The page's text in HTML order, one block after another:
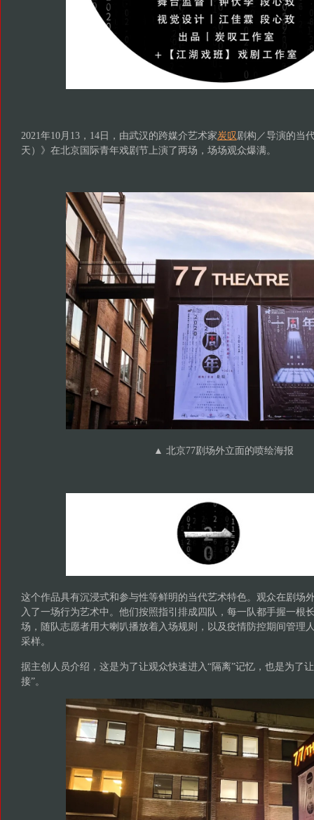
2021年10月13，14日，由武汉的跨媒介艺术家炭叹剧构 ／导演的当
天）》在北京国际青年戏剧节上演了两场，场场观众爆满。
▲ 北京77剧场外立面的喷绘海报
这个作品具有沉浸式和参与性等鲜明的当代艺术特色。观众在剧场
入了一场行为艺术中。他们按照指引排成四队，每一队都手握一根
场，随队志愿者用大喇叭播放着入场规则，以及疫情防控期间管理
采样。
据主创人员介绍，这是为了让观众快速进入“隔离”记忆，也是为了
接”。